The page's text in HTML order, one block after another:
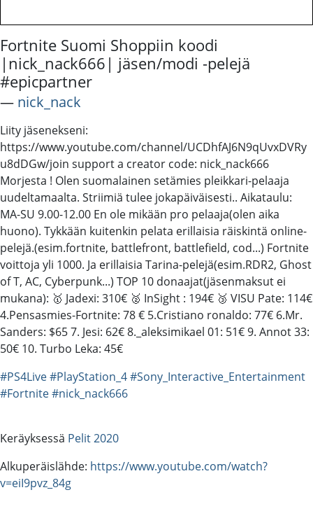
Fortnite Suomi Shoppiin koodi
|nick_nack666| jäsen/modi -pelejä
#epicpartner
― nick_nack
Liity jäsenekseni:
https://www.youtube.com/channel/UCDhfAJ6N9qUvxDVRy
u8dDGw/join support a creator code: nick_nack666
Morjesta ! Olen suomalainen setämies pleikkari-pelaaja
uudeltamaalta. Striimiä tulee jokapäiväisesti.. Aikataulu:
MA-SU 9.00-12.00 En ole mikään pro pelaaja(olen aika
huono). Tykkään kuitenkin pelata erillaisia räiskintä online-
pelejä.(esim.fortnite, battlefront, battlefield, cod...) Fortnite
voittoja yli 1000. Ja erillaisia Tarina-pelejä(esim.RDR2, Ghost
of T, AC, Cyberpunk...) TOP 10 donaajat(jäsenmaksut ei
mukana): 🥇 Jadexi: 310€ 🥈 InSight : 194€ 🥉 VISU Pate: 114€
4.Pensasmies-Fortnite: 78 € 5.Cristiano ronaldo: 77€ 6.Mr.
Sanders: $65 7. Jesi: 62€ 8._aleksimikael 01: 51€ 9. Annot 33:
50€ 10. Turbo Leka: 45€
#PS4Live#PlayStation_4#Sony_Interactive_Entertainment
#Fortnite#nick_nack666
Keräyksessä Pelit 2020
Alkuperäislähde: https://www.youtube.com/watch?
v=eiI9pvz_84g